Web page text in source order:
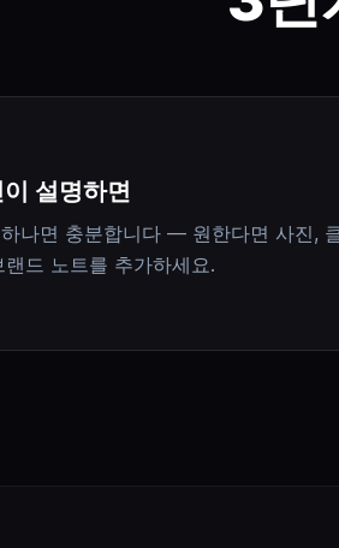
설명하면
나면 충분합니다 — 원한다면 사진,
랜드 노트를 추가하세요.